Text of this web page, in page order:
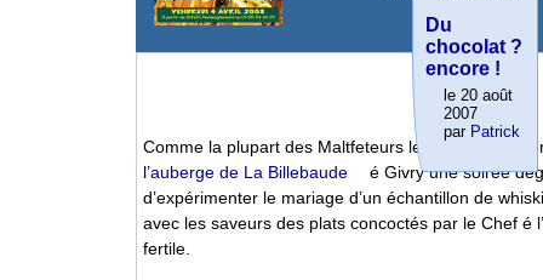
Comme la plupart des Maltfeteurs le savent, nous
l’auberge de La Billebaude
é Givry une soirée
d’expérimenter le mariage d’un échantillon de
avec les saveurs des plats concoctés par le Chef é
fertile.
Du
chocolat ?
encore !
le 20 août
2007
par Patrick